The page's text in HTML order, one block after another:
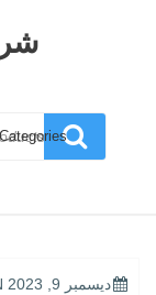
Search
for
POSTED
ديسمبر 9, 2023